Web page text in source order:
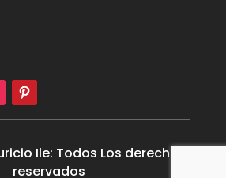
Ile: Todos Los derechos
reservados